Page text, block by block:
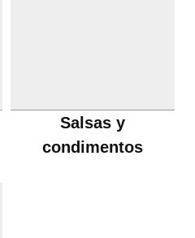
Salsas y
condimentos